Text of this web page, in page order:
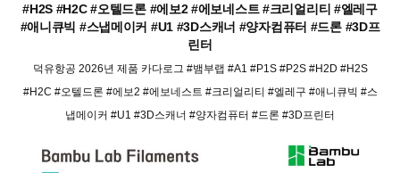
#H2S #H2C #오텔드론 #에보2 #에보네스트 #크리얼리티 #엘레구
#애니큐빅 #스냅메이커 #U1 #3D스캐너 #양자컴퓨터 #드론 #3D프
린터
덕유항공 2026년 제품 카다로그 #뱀부랩 #A1 #P1S #P2S #H2D #H2S
#H2C #오텔드론 #에보2 #에보네스트 #크리얼리티 #엘레구 #애니큐빅 #스
냅메이커 #U1 #3D스캐너 #양자컴퓨터 #드론 #3D프린터